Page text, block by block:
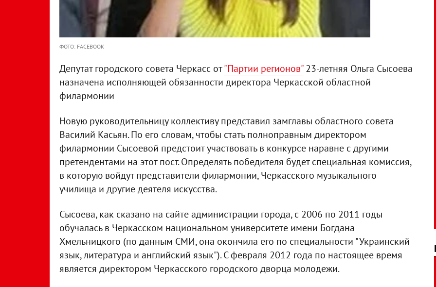
ФОТО: FACEBOOK
Депутат городского совета Черкасс от"Партии регионов"23-летняя Ольга Сысоева
назначена исполняющей обязанности директора Черкасской областной
филармонии
Новую руководительницу коллективу представил замглавы областного совета
Василий Касьян. По его словам, чтобы стать полноправным директором
филармонии Сысоевой предстоит участвовать в конкурсе наравне с другими
претендентами на этот пост. Определять победителя будет специальная комиссия,
в которую войдут представители филармонии, Черкасского музыкального
училища и другие деятеля искусства.
Сысоева, как сказано на сайте администрации города, с 2006 по 2011 годы
обучалась в Черкасском национальном университете имени Богдана
Хмельницкого (по данным СМИ, она окончила его по специальности "Украинский
язык, литература и английский язык"). С февраля 2012 года по настоящее время
является директором Черкасского городского дворца молодежи.